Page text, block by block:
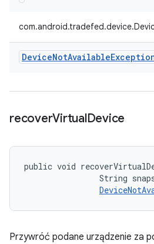
DeviceNotAvailable
recoverVirtualDevice
public void
String
Przywróć podane urządzenie za